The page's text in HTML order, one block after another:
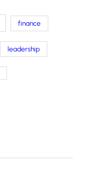
finance
leadership